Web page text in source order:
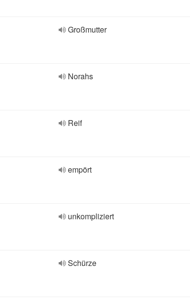
Großmutter
Norahs
Reif
empört
unkompliziert
Schürze